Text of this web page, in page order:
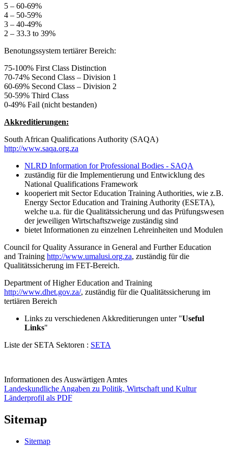
5 – 60-69%
4 – 50-59%
3 – 40-49%
2 – 33.3 to 39%
Benotungssystem tertiärer Bereich:
75-100% First Class Distinction
70-74% Second Class – Division 1
60-69% Second Class – Division 2
50-59% Third Class
0-49% Fail (nicht bestanden)
Akkreditierungen:
South African Qualifications Authority (SAQA)
http://www.saqa.org.za
NLRD Information for Professional Bodies - SAQA
zuständig für die Implementierung und Entwicklung des
National Qualifications Framework
kooperiert mit Sector Education Training Authorities, wie z.B.
Energy Sector Education and Training Authority (ESETA),
welche u.a. für die Qualitätssicherung und das Prüfungswesen
der jeweiligen Wirtschaftszweige zuständig sind
bietet Informationen zu einzelnen Lehreinheiten und Modulen
Council for Quality Assurance in General and Further Education
and Training http://www.umalusi.org.za, zuständig für die
Qualitätssicherung im FET-Bereich.
Department of Higher Education and Training
http://www.dhet.gov.za/, zuständig für die Qualitätssicherung im
tertiären Bereich
Links zu verschiedenen Akkreditierungen unter "Useful
Links"
Liste der SETA Sektoren : SETA
Informationen des Auswärtigen Amtes
Landeskundliche Angaben zu Politik, Wirtschaft und Kultur
Länderprofil als PDF
Sitemap
Sitemap